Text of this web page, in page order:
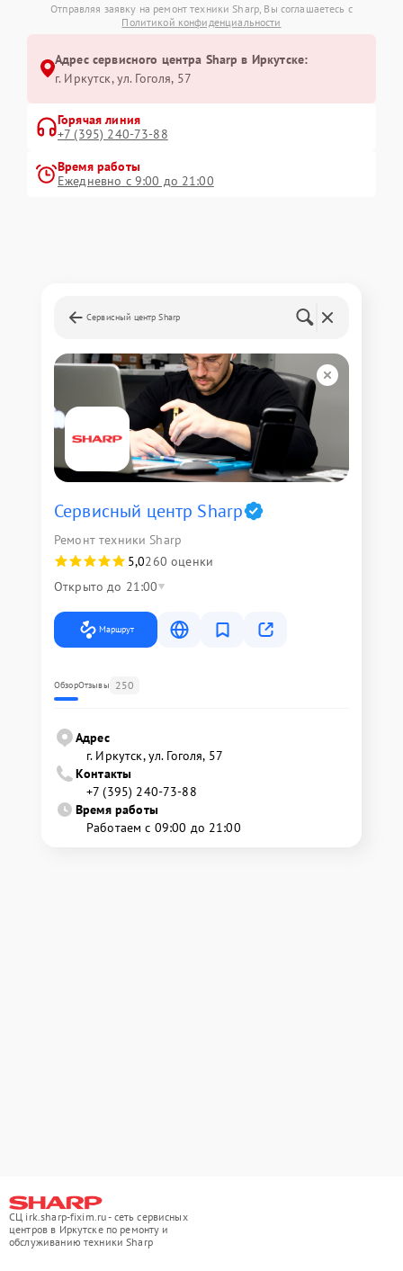
Отправляя заявку на ремонт техники Sharp, Вы соглашаетесь с
Политикой конфиденциальности
Адрес сервисного центра Sharp в Иркутске:
г. Иркутск, ул. ​Гоголя, 57
Горячая линия
+7 (395) 240-73-88
Время работы
Ежедневно с 9:00 до 21:00
Сервисный центр Sharp
Сервисный центр Sharp
Ремонт техники Sharp
5,0260 оценки
Открыто до 21:00
Маршрут
ОбзорОтзывы 250
Адрес
г. Иркутск, ул. ​Гоголя, 57
Контакты
+7 (395) 240-73-88
Время работы
Работаем с 09:00 до 21:00
СЦ irk.sharp-fixim.ru - сеть сервисных
центров в Иркутске по ремонту и
обслуживанию техники Sharp